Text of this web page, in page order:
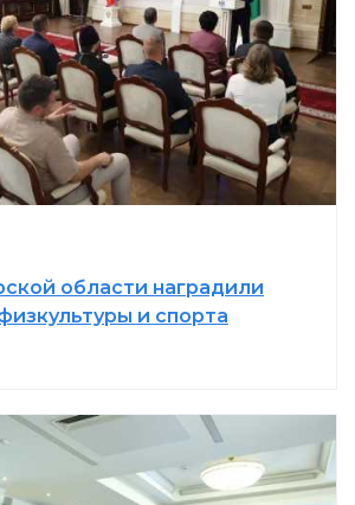
области наградили
и спорта